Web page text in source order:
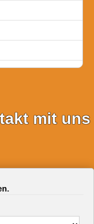
mit uns